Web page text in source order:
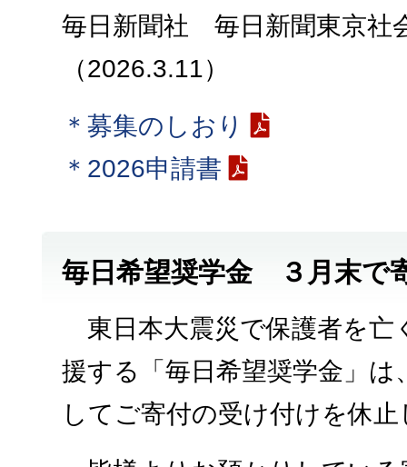
毎日新聞社 毎日新聞東京社
（2026.3.11）
＊募集のしおり
＊2026申請書
毎日希望奨学金 ３月末で
東日本大震災で保護者を亡
援する「毎日希望奨学金」
してご寄付の受け付けを休